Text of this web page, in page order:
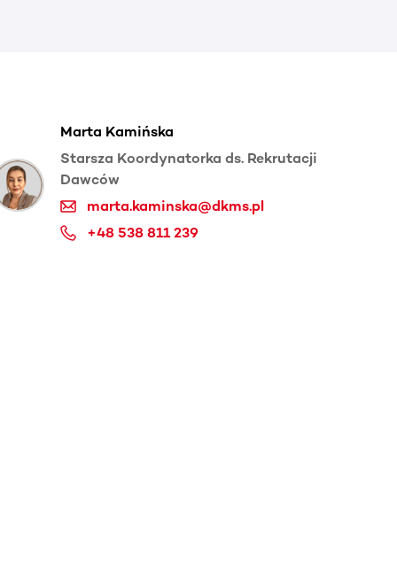
Marta Kamińska
Starsza Koordynatorka ds. Rekrutacji
Dawców
marta.kaminska@dkms.pl
+48 538 811 239